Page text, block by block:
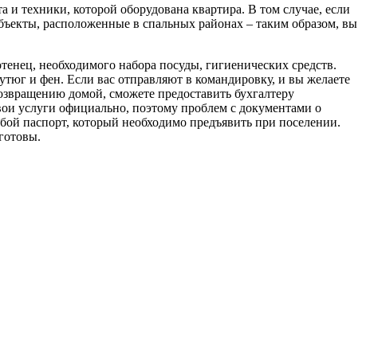
техники, которой оборудована квартира. В том случае, если
расположенные в спальных районах – таким образом, вы
необходимого набора посуды, гигиенических средств.
и фен. Если вас отправляют в командировку, и вы желаете
домой, сможете предоставить бухгалтеру
услуги официально, поэтому проблем с документами о
паспорт, который необходимо предъявить при поселении.